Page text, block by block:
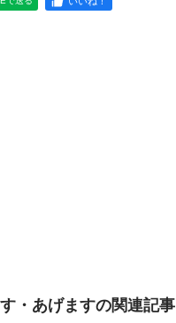
・あげますの関連記事